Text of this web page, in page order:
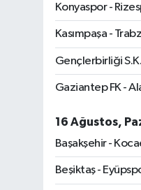
Konyaspor -
Kasımpaşa -
Gençlerbirliği
Gaziantep FK -
16 Ağustos,
Başakşehir -
Beşiktaş -